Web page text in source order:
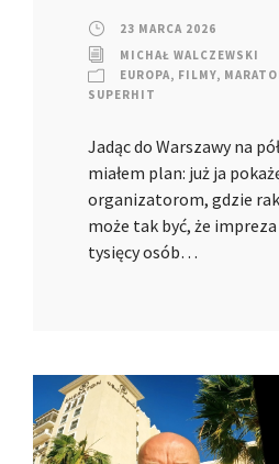
23 MARCA 2026
MICHAŁ WALCZEWSKI
EUROPA, FILMY,
SUPERHIT
Jadąc do Warszawy na
miałem plan: już ja
organizatorom, gdzie
może tak być, że
tysięcy osób…